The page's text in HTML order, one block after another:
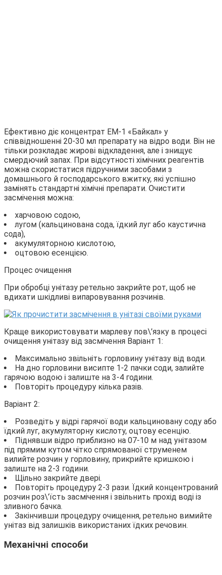
Ефективно діє концентрат ЕМ-1 «Байкал» у
співвідношенні 20-30 мл препарату на відро води. Він не
тільки розкладає жирові відкладення, але і знищує
смердючий запах. При відсутності хімічних реагентів
можна скористатися підручними засобами з
домашнього й господарського вжитку, які успішно
замінять стандартні хімічні препарати. Очистити
засмічення можна:
харчовою содою,
лугом (кальцинована сода, їдкий луг або каустична
сода),
акумуляторною кислотою,
оцтовою есенцією.
Процес очищення
При обробці унітазу ретельно закрийте рот, щоб не
вдихати шкідливі випаровування розчинів.
Краще використовувати марлеву пов\’язку в процесі
очищення унітазу від засмічення Варіант 1:
Максимально звільніть горловину унітазу від води.
На дно горловини висипте 1-2 пачки соди, залийте
гарячою водою і залиште на 3-4 години.
Повторіть процедуру кілька разів.
Варіант 2:
Розведіть у відрі гарячої води кальциновану соду або
їдкий луг, акумуляторну кислоту, оцтову есенцію.
Піднявши відро приблизно на 07-10 м над унітазом
під прямим кутом чітко спрямованої струменем
вилийте розчин у горловину, прикрийте кришкою і
залиште на 2-3 години.
Щільно закрийте двері.
Повторіть процедуру 2-3 рази. Їдкий концентрований
розчин роз\’їсть засмічення і звільнить прохід воді із
зливного бачка.
Закінчивши процедуру очищення, ретельно вимийте
унітаз від залишків використаних їдких речовин.
Механічні способи